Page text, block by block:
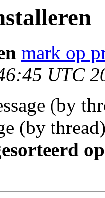
mark op
UTC
(by
(by